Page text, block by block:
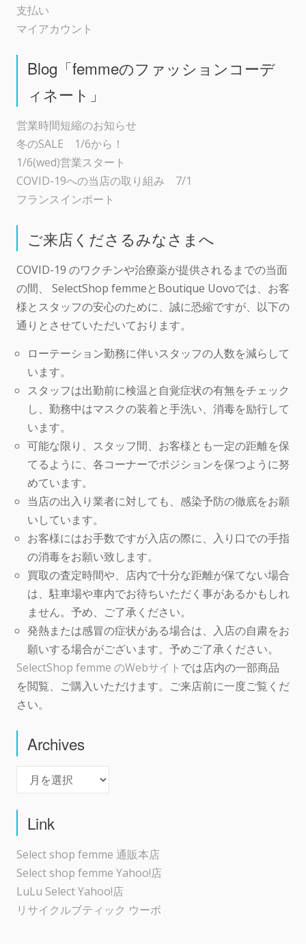
支払い
マイアカウント
Blog「femmeのファッションコーデ
ィネート」
営業時間短縮のお知らせ
冬のSALE 1/6から！
1/6(wed)営業スタート
COVID-19への当店の取り組み 7/1
フランスインポート
ご来店くださるみなさまへ
COVID-19 のワクチンや治療薬が提供されるまでの当面
の間、 SelectShop femmeとBoutique Uovoでは、お客
様とスタッフの安心のために、誠に恐縮ですが、以下の
通りとさせていただいております。
ローテーション勤務に伴いスタッフの人数を減らして
います。
スタッフは出勤前に検温と自覚症状の有無をチェック
し、勤務中はマスクの装着と手洗い、消毒を励行して
います。
可能な限り、スタッフ間、お客様とも一定の距離を保
てるように、各コーナーでポジションを保つように努
めています。
当店の出入り業者に対しても、感染予防の徹底をお願
いしています。
お客様にはお手数ですが入店の際に、入り口での手指
の消毒をお願い致します。
買取の査定時間や、店内で十分な距離が保てない場合
は、駐車場や車内でお待ちいただく事があるかもしれ
ません。予め、ご了承ください。
発熱または感冒の症状がある場合は、入店の自粛をお
願いする場合がございます。予めご了承ください。
SelectShop femme のWebサイト では店内の一部商品
を閲覧、ご購入いただけます。ご来店前に一度ご覧くだ
さい。
Archives
Link
Select shop femme 通販本店
Select shop femme Yahoo!店
LuLu Select Yahoo!店
リサイクルブティック ウーボ